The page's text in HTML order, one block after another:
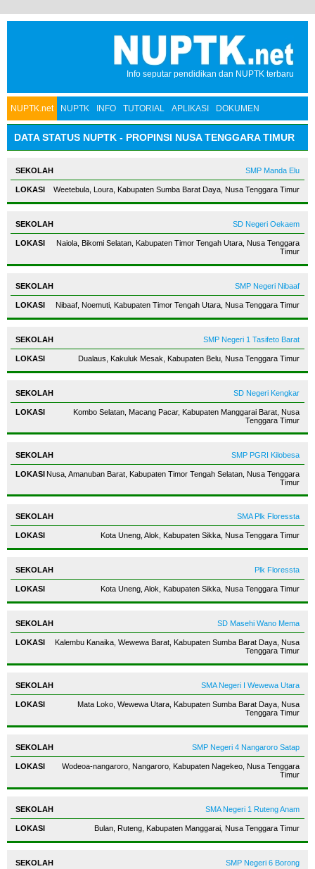
Info seputar pendidikan dan NUPTK terbaru
NUPTK.net NUPTK INFO TUTORIAL APLIKASI DOKUMEN
DATA STATUS NUPTK - PROPINSI NUSA TENGGARA TIMUR
SMP Manda Elu
Weetebula, Loura, Kabupaten Sumba Barat Daya, Nusa Tenggara Timur
SD Negeri Oekaem
Naiola, Bikomi Selatan, Kabupaten Timor Tengah Utara, Nusa Tenggara
Timur
SMP Negeri Nibaaf
Nibaaf, Noemuti, Kabupaten Timor Tengah Utara, Nusa Tenggara Timur
SMP Negeri 1 Tasifeto Barat
Dualaus, Kakuluk Mesak, Kabupaten Belu, Nusa Tenggara Timur
SD Negeri Kengkar
Kombo Selatan, Macang Pacar, Kabupaten Manggarai Barat, Nusa
Tenggara Timur
SMP PGRI Kilobesa
Nusa, Amanuban Barat, Kabupaten Timor Tengah Selatan, Nusa Tenggara
Timur
SMA Plk Floressta
Kota Uneng, Alok, Kabupaten Sikka, Nusa Tenggara Timur
Plk Floressta
Kota Uneng, Alok, Kabupaten Sikka, Nusa Tenggara Timur
SD Masehi Wano Mema
Kalembu Kanaika, Wewewa Barat, Kabupaten Sumba Barat Daya, Nusa
Tenggara Timur
SMA Negeri I Wewewa Utara
Mata Loko, Wewewa Utara, Kabupaten Sumba Barat Daya, Nusa
Tenggara Timur
SMP Negeri 4 Nangaroro Satap
Wodeoa-nangaroro, Nangaroro, Kabupaten Nagekeo, Nusa Tenggara
Timur
SMA Negeri 1 Ruteng Anam
Bulan, Ruteng, Kabupaten Manggarai, Nusa Tenggara Timur
SMP Negeri 6 Borong